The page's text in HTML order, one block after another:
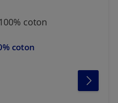
coton
bleu foncénoirvert